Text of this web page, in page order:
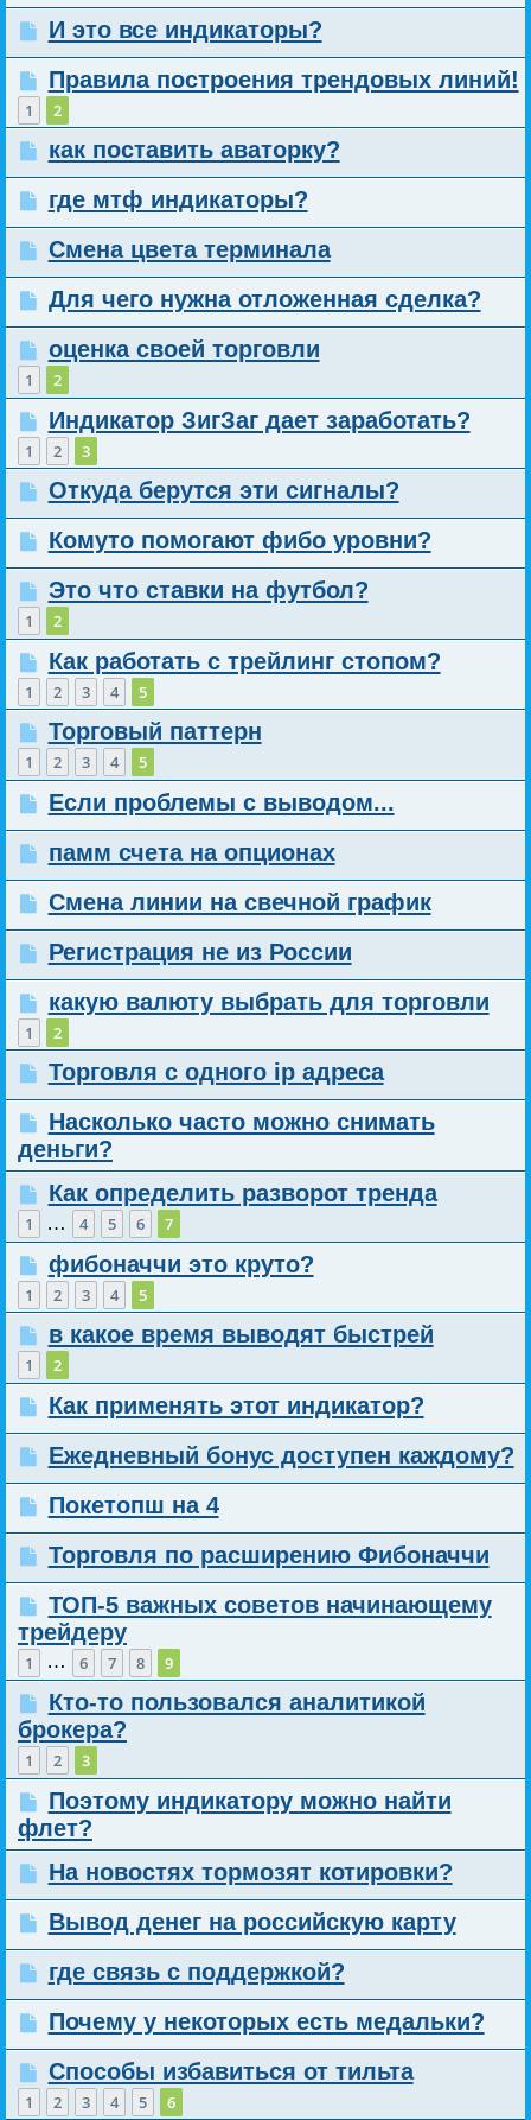
И это все индикаторы?
Правила построения трендовых линий!
1 2
как поставить аваторку?
где мтф индикаторы?
Смена цвета терминала
Для чего нужна отложенная сделка?
оценка своей торговли
1 2
Индикатор ЗигЗаг дает заработать?
1 2 3
Откуда берутся эти сигналы?
Комуто помогают фибо уровни?
Это что ставки на футбол?
1 2
Как работать с трейлинг стопом?
1 2 3 4 5
Торговый паттерн
1 2 3 4 5
Если проблемы с выводом...
памм счета на опционах
Смена линии на свечной график
Регистрация не из России
какую валюту выбрать для торговли
1 2
Торговля с одного ip адреса
Насколько часто можно снимать
деньги?
Как определить разворот тренда
1 … 4 5 6 7
фибоначчи это круто?
1 2 3 4 5
в какое время выводят быстрей
1 2
Как применять этот индикатор?
Ежедневный бонус доступен каждому?
Покетопш на 4
Торговля по расширению Фибоначчи
ТОП-5 важных советов начинающему
трейдеру
1 … 6 7 8 9
Кто-то пользовался аналитикой
брокера?
1 2 3
Поэтому индикатору можно найти
флет?
На новостях тормозят котировки?
Вывод денег на российскую карту
где связь с поддержкой?
Почему у некоторых есть медальки?
Способы избавиться от тильта
1 2 3 4 5 6